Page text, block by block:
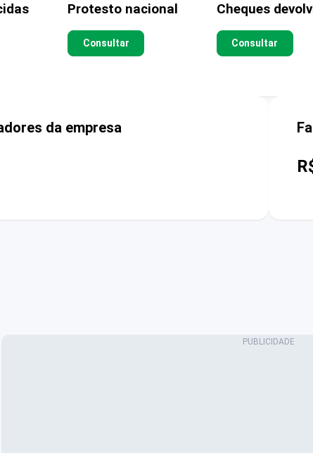
Protesto nacional
Consultar
Cheques
Consultar
da empresa